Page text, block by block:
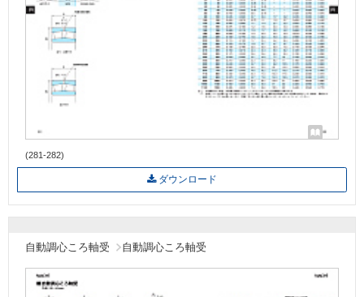
(281-282)
ダウンロード
自動調心ころ軸受 自動調心ころ軸受